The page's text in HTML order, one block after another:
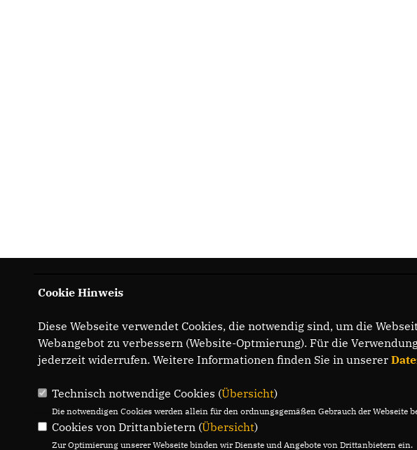
Cookie Hinweis
Diese Webseite verwendet Cookies, die notwendig sind, um die
Webangebot zu verbessern (Website-Optmierung). Für die
jederzeit widerrufen. Weitere Informationen finden Sie in unserer
Technisch notwendige Cookies (Übersicht)
Die notwendigen Cookies werden allein für den ordnungsgemäßen Gebrauch der Webseite
Cookies von Drittanbietern (Übersicht)
Zur Optimierung unserer Webseite binden wir Dienste und Angebote von Drittanbietern ein.